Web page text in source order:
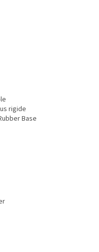
rigide
Base